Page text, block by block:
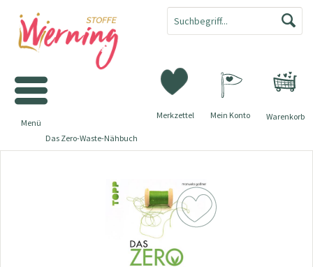
Warenkorb
Merkzettel Mein Konto
Menü
Das Zero-Waste-Nähbuch